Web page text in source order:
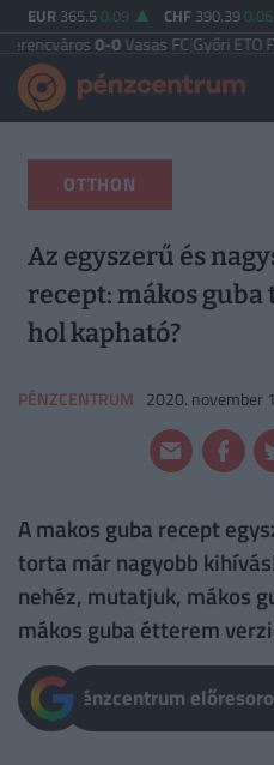
EUR 365.5 0.09 CHF 390.39 0.06
0-0Vasas FC|Győri ETO FC4-0
OTTHON
Az egyszerű és
recept: mákos guba
hol kapható?
PÉNZCENTRUM 2020. november
A makos guba recept
torta már nagyobb
nehéz, mutatjuk, mákos
mákos guba étterem
Pénzcentrum